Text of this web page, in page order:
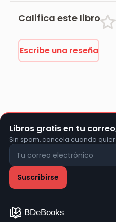
Califica este libro
Escribe una reseña
Libros gratis en tu
Sin spam, cancela cuando